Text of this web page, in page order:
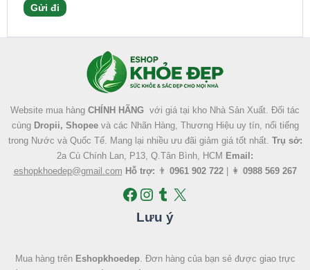
Website mua hàng CHÍNH HÃNG với giá tại kho Nhà Sản Xuất. Đối tác
cùng Dropii, Shopeevà các Nhãn Hàng, Thương Hiệu uy tín, nổi tiếng
trong Nước và Quốc Tế. Mang lại nhiều ưu đãi giảm giá tốt nhất. Trụ sở:
2a Cù Chính Lan, P13, Q.Tân Bình, HCM Email:
eshopkhoedep@gmail.com Hỗ trợ: 👨 0961 902 722| 👩 0988 569 267
Lưu ý
Mua hàng trên Eshopkhoedep. Đơn hàng của bạn sẻ được giao trực